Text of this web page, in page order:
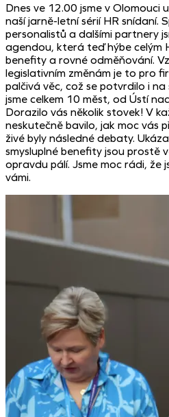
Dnes ve 12.00 jsme v Olomouci
naší jarně-letní sérií HR snídaní.
personalistů a dalšími partnery
agendou, která teď hýbe celým
benefity a rovné odměňování.
legislativním změnám je to pro
palčivá věc, což se potvrdilo i
jsme celkem 10 měst, od Ústí
Dorazilo vás několik stovek! V
neskutečně bavilo, jak moc vás
živé byly následné debaty.
smysluplné benefity jsou prostě
opravdu pálí. Jsme moc rádi, že
vámi.